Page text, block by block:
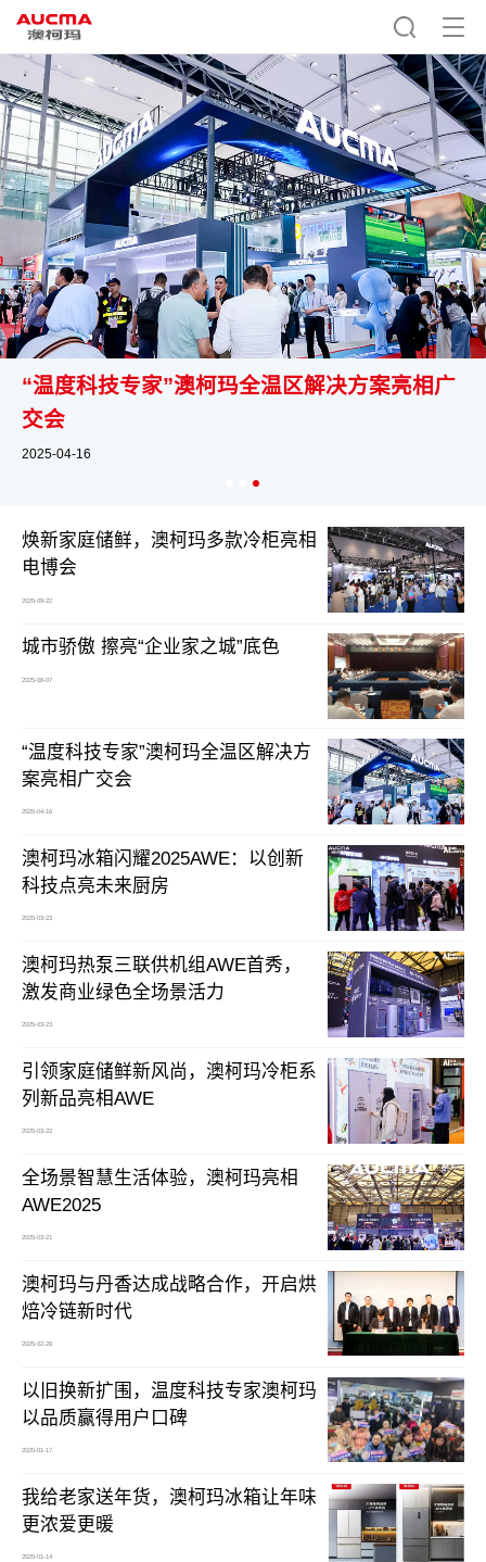
“温度科技专家”澳柯玛全温区解决方案亮相广
交会
2025-04-16
焕新家庭储鲜，澳柯玛多款冷柜亮相
电博会
2025-09-22
城市骄傲 擦亮“企业家之城”底色
2025-08-07
“温度科技专家”澳柯玛全温区解决方
案亮相广交会
2025-04-16
澳柯玛冰箱闪耀2025AWE：以创新
科技点亮未来厨房
2025-03-23
澳柯玛热泵三联供机组AWE首秀，
激发商业绿色全场景活力
2025-03-23
引领家庭储鲜新风尚，澳柯玛冷柜系
列新品亮相AWE
2025-03-22
全场景智慧生活体验，澳柯玛亮相
AWE2025
2025-03-21
澳柯玛与丹香达成战略合作，开启烘
焙冷链新时代
2025-02-28
以旧换新扩围，温度科技专家澳柯玛
以品质赢得用户口碑
2025-01-17
我给老家送年货，澳柯玛冰箱让年味
更浓爱更暖
2025-01-14